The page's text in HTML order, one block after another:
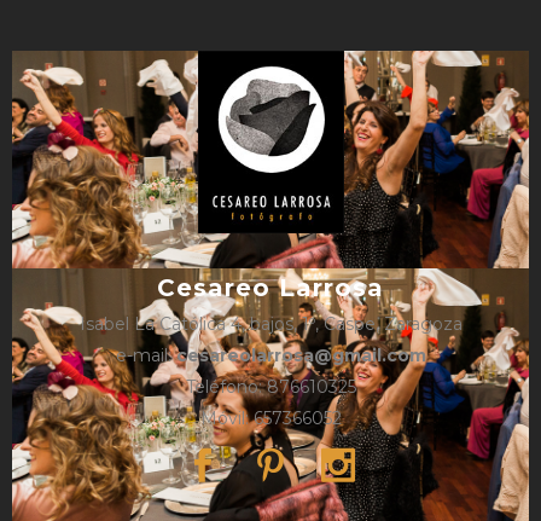
Cesareo Larrosa
Isabel La Católica 4, bajos, 1º, Caspe, Zaragoza
e-mail:cesareolarrosa@gmail.com
Teléfono: 876610325
Móvil: 657366052